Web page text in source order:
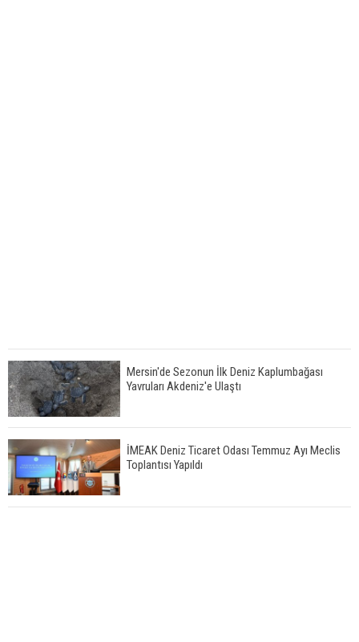
Mersin'de Sezonun İlk Deniz Kaplumbağası
Yavruları Akdeniz'e Ulaştı
İMEAK Deniz Ticaret Odası Temmuz Ayı Meclis
Toplantısı Yapıldı